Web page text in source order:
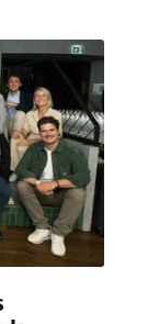
25-